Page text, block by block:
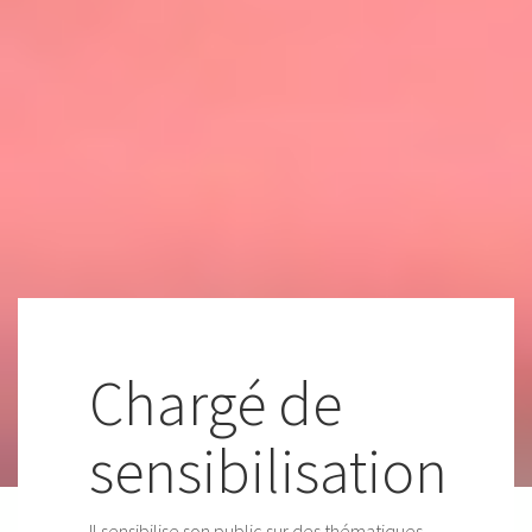
Chargé de
sensibilisation